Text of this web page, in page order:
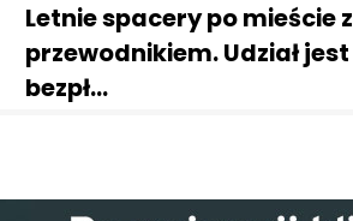
Letnie spacery po mieście z
przewodnikiem. Udział jest
bezpł…